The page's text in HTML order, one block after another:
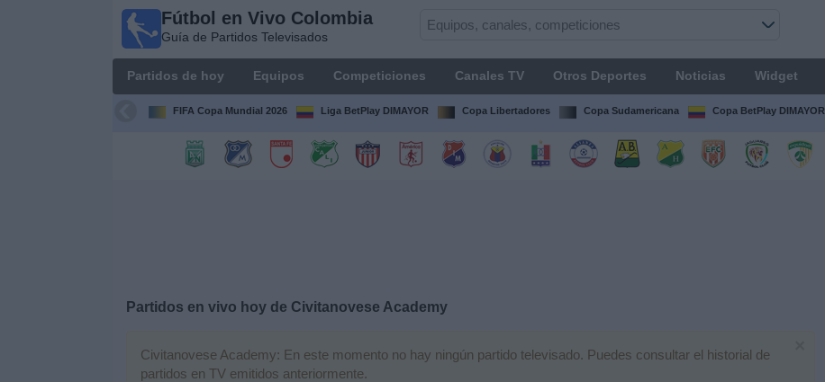
Fútbol en Vivo Colombia
Guía de Partidos Televisados
Partidos de hoy Equipos Competiciones Canales TV Otros Deportes Noticias Widget
FIFA Copa Mundial 2026 Liga BetPlay DIMAYOR Copa Libertadores Copa Sudamericana Copa BetPlay DIMAYOR
Partidos en vivo hoy de Civitanovese Academy
Civitanovese Academy: En este momento no hay ningún partido televisado. Puedes consultar el historial de
partidos en TV emitidos anteriormente.
Fútbol en
Colombia